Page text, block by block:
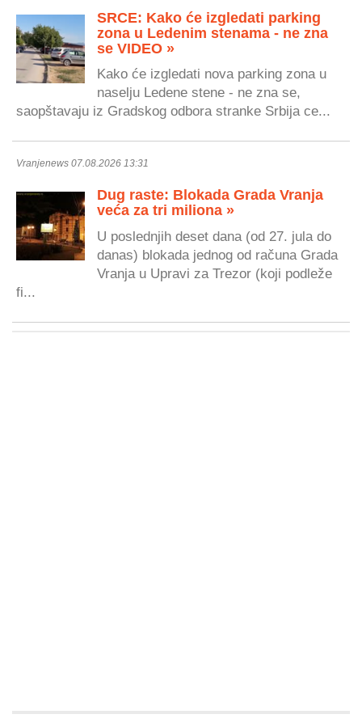
SRCE: Kako će izgledati parking
zona u Ledenim stenama - ne zna
se VIDEO »
Kako će izgledati nova parking zona u
naselju Ledene stene - ne zna se,
saopštavaju iz Gradskog odbora stranke Srbija ce...
Vranjenews 07.08.2026 13:31
Dug raste: Blokada Grada Vranja
veća za tri miliona »
U poslednjih deset dana (od 27. jula do
danas) blokada jednog od računa Grada
Vranja u Upravi za Trezor (koji podleže
fi...